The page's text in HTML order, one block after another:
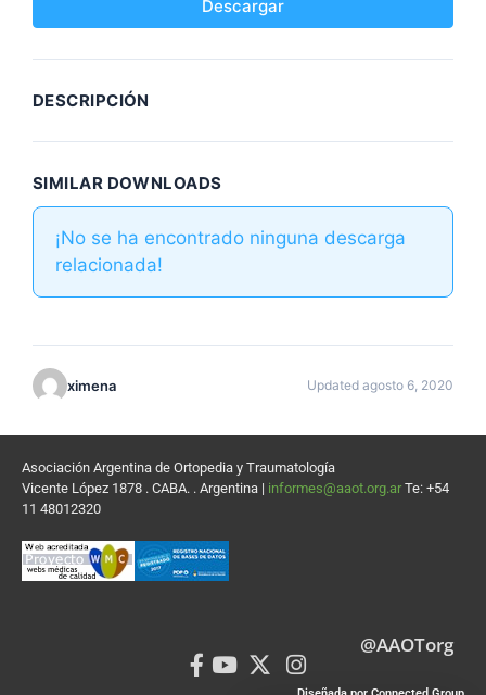
Descargar
DESCRIPCIÓN
SIMILAR DOWNLOADS
¡No se ha encontrado ninguna descarga
relacionada!
ximena Updated agosto 6, 2020
Asociación Argentina de Ortopedia y Traumatología
Vicente López 1878 . CABA. . Argentina | informes@aaot.org.ar Te: +54
11 48012320
@AAOTorg